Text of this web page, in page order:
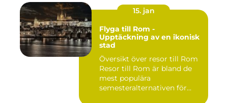
15. jan
Flyga till Rom -
Upptäckning av en ikonisk
stad
Översikt över resor till Rom
Resor till Rom är bland de
mest populära
semesteralternativen för